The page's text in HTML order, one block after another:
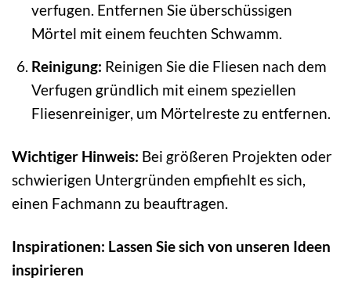
verfugen. Entfernen Sie überschüssigen
Mörtel mit einem feuchten Schwamm.
Reinigung: Reinigen Sie die Fliesen nach dem
Verfugen gründlich mit einem speziellen
Fliesenreiniger, um Mörtelreste zu entfernen.
Wichtiger Hinweis: Bei größeren Projekten oder
schwierigen Untergründen empfiehlt es sich,
einen Fachmann zu beauftragen.
Inspirationen: Lassen Sie sich von unseren Ideen
inspirieren